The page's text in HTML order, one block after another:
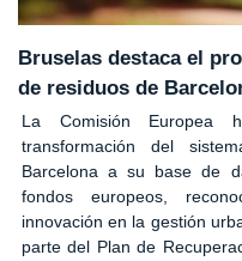
Bruselas destaca el
de residuos de
La Comisión Europea
transformación del
Barcelona a su base de
fondos europeos,
innovación en la gestión
parte del Plan de